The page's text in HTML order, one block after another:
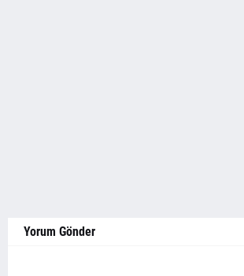
Yorum Gönder